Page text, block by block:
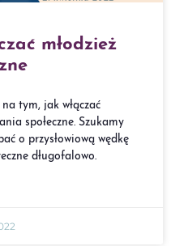
młodzież
tym, jak włączać
społeczne. Szukamy
o przysłowiową wędkę
długofalowo.